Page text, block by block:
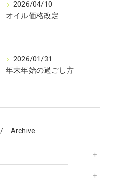
2026/04/10
オイル価格改定
2026/01/31
年末年始の過ごし方
Archive